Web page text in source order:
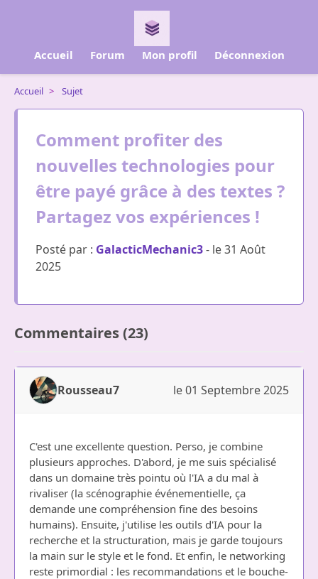
Accueil Forum Mon profil Déconnexion
Accueil > Sujet
Comment profiter des
nouvelles technologies pour
être payé grâce à des textes ?
Partagez vos expériences !
Posté par : GalacticMechanic3- le 31 Août
2025
Commentaires (23)
Rousseau7 le 01 Septembre 2025
C'est une excellente question. Perso, je combine
plusieurs approches. D'abord, je me suis spécialisé
dans un domaine très pointu où l'IA a du mal à
rivaliser (la scénographie événementielle, ça
demande une compréhension fine des besoins
humains). Ensuite, j'utilise les outils d'IA pour la
recherche et la structuration, mais je garde toujours
la main sur le style et le fond. Et enfin, le networking
reste primordial : les recommandations et le bouche-